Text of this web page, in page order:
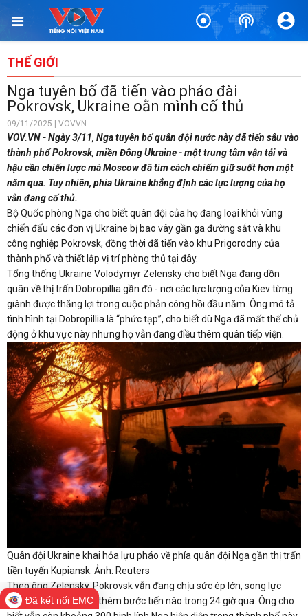
THẾ GIỚI
Nga tuyên bố đã tiến vào pháo đài
Pokrovsk, Ukraine oằn mình cố thủ
09/11/2025 | VOVVN
VOV.VN - Ngày 3/11, Nga tuyên bố quân đội nước này đã tiến sâu vào
thành phố Pokrovsk, miền Đông Ukraine - một trung tâm vận tải và
hậu cần chiến lược mà Moscow đã tìm cách chiếm giữ suốt hơn một
năm qua. Tuy nhiên, phía Ukraine khẳng định các lực lượng của họ
vẫn đang cố thủ.
Bộ Quốc phòng Nga cho biết quân đội của họ đang loại khỏi vùng
chiến đấu các đơn vị Ukraine bị bao vây gần ga đường sắt và khu
công nghiệp Pokrovsk, đồng thời đã tiến vào khu Prigorodny của
thành phố và thiết lập vị trí phòng thủ tại đây.
Tổng thống Ukraine Volodymyr Zelensky cho biết Nga đang dồn
quân về thị trấn Dobropillia gần đó - nơi các lực lượng của Kiev từng
giành được thắng lợi trong cuộc phản công hồi đầu năm. Ông mô tả
tình hình tại Dobropillia là “phức tạp”, cho biết dù Nga đã mất thế chủ
động ở khu vực này nhưng họ vẫn đang điều thêm quân tiếp viện.
Quân đội Ukraine khai hỏa lựu pháo về phía quân đội Nga gần thị trấn
tiền tuyến Kupiansk. Ảnh: Reuters
Theo ông Zelensky, Pokrovsk vẫn đang chịu sức ép lớn, song lực
lượng Nga không đạt thêm bước tiến nào trong 24 giờ qua. Ông cho
Đã kết nối EMC